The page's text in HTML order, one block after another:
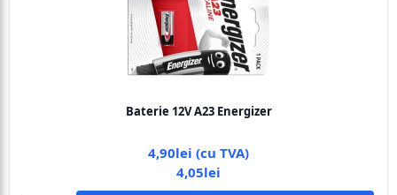
Baterie 12V A23 Energizer
4,90lei (cu TVA)
4,05lei